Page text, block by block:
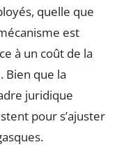
quelle que
est
à un coût de la
Bien que la
juridique
pour s’ajuster